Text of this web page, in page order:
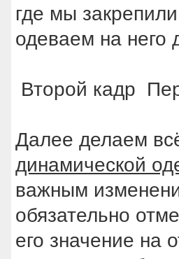
где мы
одеваем на него
Второй кадр
Далее делаем
динамической
важным
обязательно
его значение на